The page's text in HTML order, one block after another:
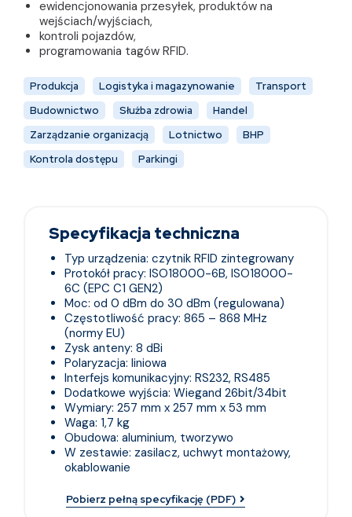
ewidencjonowania przesyłek, produktów na
wejściach/wyjściach,
kontroli pojazdów,
programowania tagów RFID.
Produkcja Logistyka i magazynowanie
Transport
Budownictwo
Służba zdrowia
Handel
Zarządzanie organizacją
Lotnictwo
BHP
Kontrola dostępu
Parkingi
Specyfikacja techniczna
Typ urządzenia: czytnik RFID zintegrowany
Protokół pracy: ISO18000-6B, ISO18000-
6C (EPC C1 GEN2)
Moc: od 0 dBm do 30 dBm (regulowana)
Częstotliwość pracy: 865 – 868 MHz
(normy EU)
Zysk anteny: 8 dBi
Polaryzacja: liniowa
Interfejs komunikacyjny: RS232, RS485
Dodatkowe wyjścia: Wiegand 26bit/34bit
Wymiary: 257 mm x 257 mm x 53 mm
Waga: 1,7 kg
Obudowa: aluminium, tworzywo
W zestawie: zasilacz, uchwyt montażowy,
okablowanie
Pobierz pełną specyfikację (PDF)